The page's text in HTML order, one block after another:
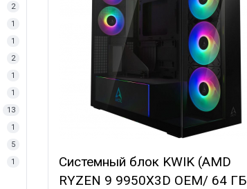
2
1
1
2
1
1
13
1
5
1
Системный блок KWIK (AMD
RYZEN 9 9950X3D OEM/ 64 ГБ